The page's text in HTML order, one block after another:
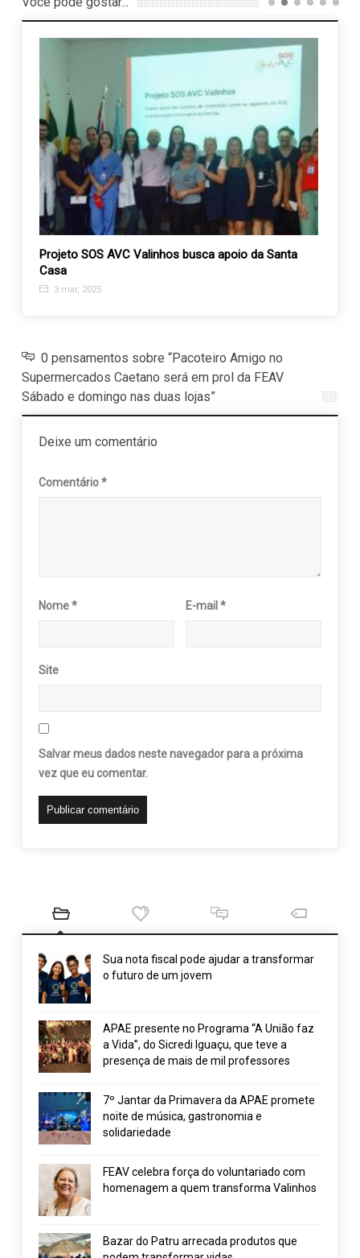
Projeto SOS AVC Valinhos busca apoio da Santa
Casa
3 mar, 2025
0 pensamentos sobre “Pacoteiro Amigo no
Supermercados Caetano será em prol da FEAV
Sábado e domingo nas duas lojas”
Deixe um comentário
Comentário*
Nome* E-mail*
Site
Salvar meus dados neste navegador para a próxima
vez que eu comentar.
Sua nota fiscal pode ajudar a transformar
o futuro de um jovem
APAE presente no Programa “A União faz
a Vida”, do Sicredi Iguaçu, que teve a
presença de mais de mil professores
7º Jantar da Primavera da APAE promete
noite de música, gastronomia e
solidariedade
FEAV celebra força do voluntariado com
homenagem a quem transforma Valinhos
Bazar do Patru arrecada produtos que